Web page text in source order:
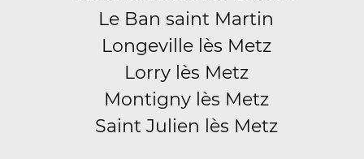
Le Ban saint Martin
Longeville lès Metz
Lorry lès Metz
Montigny lès Metz
Saint Julien lès Metz